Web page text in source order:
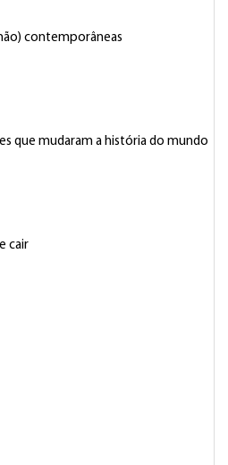
contemporâneas
que mudaram a história do mundo
cair